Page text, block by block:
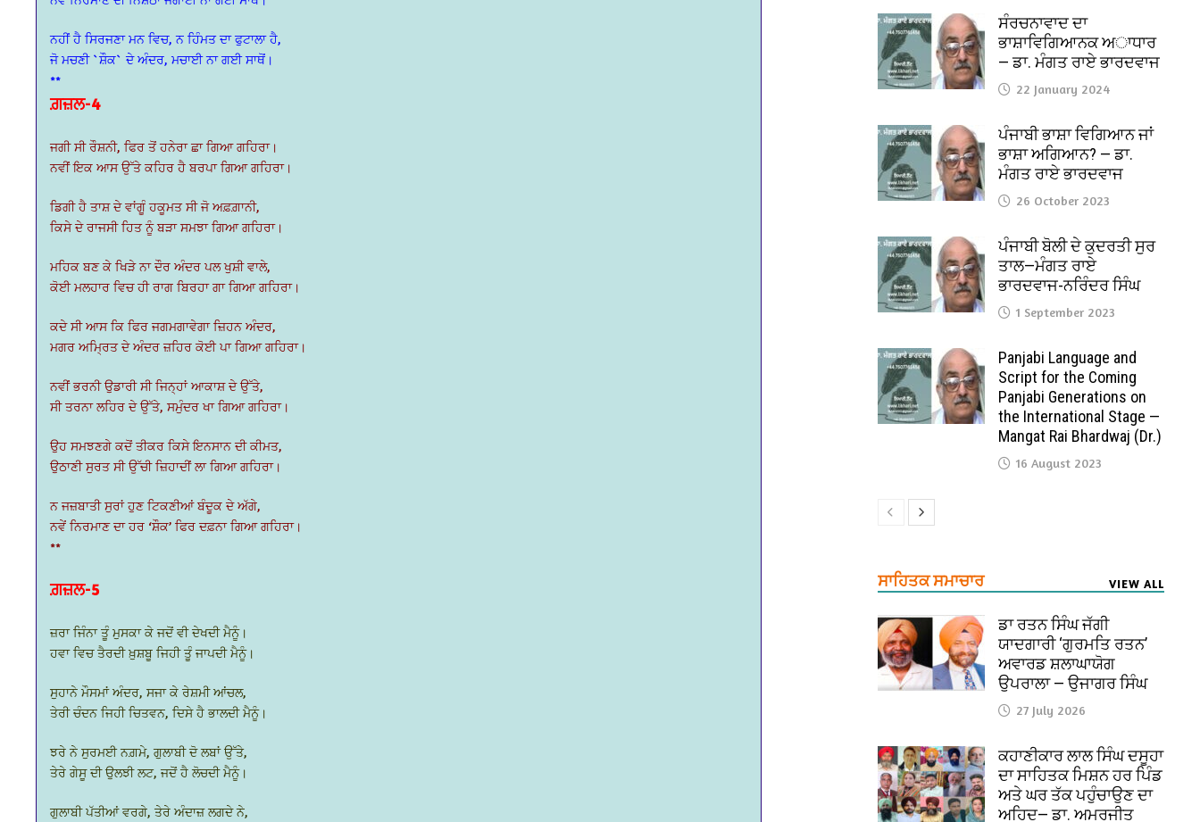
ਨਹੀਂ ਹੈ ਸਿਰਜਣਾ ਮਨ ਵਿਚ, ਨ ਹਿੰਮਤ ਦਾ ਫੁਟਾਲਾ ਹੈ,
ਜੋ ਮਚਣੀ `ਸ਼ੌਕ` ਦੇ ਅੰਦਰ, ਮਚਾਈ ਨਾ ਗਈ ਸਾਥੋਂ।
**
ਗ਼ਜ਼ਲ-4
ਜਗੀ ਸੀ ਰੌਸ਼ਨੀ, ਫਿਰ ਤੋਂ ਹਨੇਰਾ ਛਾ ਗਿਆ ਗਹਿਰਾ।
ਨਵੀਂ ਇਕ ਆਸ ਉੱਤੇ ਕਹਿਰ ਹੈ ਬਰਪਾ ਗਿਆ ਗਹਿਰਾ।
ਡਿਗੀ ਹੈ ਤਾਸ਼ ਦੇ ਵਾਂਗੂੰ ਹਕੂਮਤ ਸੀ ਜੋ ਅਫ਼ਗ਼ਾਨੀ,
ਕਿਸੇ ਦੇ ਰਾਜਸੀ ਹਿਤ ਨੂੰ ਬੜਾ ਸਮਝਾ ਗਿਆ ਗਹਿਰਾ।
ਮਹਿਕ ਬਣ ਕੇ ਖਿੜੇ ਨਾ ਦੌਰ ਅੰਦਰ ਪਲ ਖੁਸ਼ੀ ਵਾਲੇ,
ਕੋਈ ਮਲਹਾਰ ਵਿਚ ਹੀ ਰਾਗ ਬਿਰਹਾ ਗਾ ਗਿਆ ਗਹਿਰਾ।
ਕਦੇ ਸੀ ਆਸ ਕਿ ਫਿਰ ਜਗਮਗਾਵੇਗਾ ਜ਼ਿਹਨ ਅੰਦਰ,
ਮਗਰ ਅਮ੍ਰਿਤ ਦੇ ਅੰਦਰ ਜ਼ਹਿਰ ਕੋਈ ਪਾ ਗਿਆ ਗਹਿਰਾ।
ਨਵੀਂ ਭਰਨੀ ਉਡਾਰੀ ਸੀ ਜਿਨ੍ਹਾਂ ਆਕਾਸ਼ ਦੇ ਉੱਤੇ,
ਸੀ ਤਰਨਾ ਲਹਿਰ ਦੇ ਉੱਤੇ, ਸਮੁੰਦਰ ਖਾ ਗਿਆ ਗਹਿਰਾ।
ਉਹ ਸਮਝਣਗੇ ਕਦੋਂ ਤੀਕਰ ਕਿਸੇ ਇਨਸਾਨ ਦੀ ਕੀਮਤ,
ਉਠਾਣੀ ਸੁਰਤ ਸੀ ਉੱਚੀ ਜ਼ਿਹਾਦੀਂ ਲਾ ਗਿਆ ਗਹਿਰਾ।
ਨ ਜਜ਼ਬਾਤੀ ਸੁਰਾਂ ਹੁਣ ਟਿਕਣੀਆਂ ਬੰਦੂਕ ਦੇ ਅੱਗੇ,
ਨਵੇਂ ਨਿਰਮਾਣ ਦਾ ਹਰ ‘ਸ਼ੌਕ’ ਫਿਰ ਦਫ਼ਨਾ ਗਿਆ ਗਹਿਰਾ।
**
ਗ਼ਜ਼ਲ-5
ਜ਼ਰਾ ਜਿੰਨਾ ਤੂੰ ਮੁਸਕਾ ਕੇ ਜਦੋਂ ਵੀ ਦੇਖਦੀ ਮੈਨੂੰ।
ਹਵਾ ਵਿਚ ਤੈਰਦੀ ਖ਼ੁਸ਼ਬੂ ਜਿਹੀ ਤੂੰ ਜਾਪਦੀ ਮੈਨੂੰ।
ਸੁਹਾਨੇ ਮੌਸਮਾਂ ਅੰਦਰ, ਸਜਾ ਕੇ ਰੇਸ਼ਮੀ ਆਂਚਲ,
ਤੇਰੀ ਚੰਦਨ ਜਿਹੀ ਚਿਤਵਨ, ਦਿਸੇ ਹੈ ਭਾਲਦੀ ਮੈਨੂੰ।
ਝਰੇ ਨੇ ਸੁਰਮਈ ਨਗ਼ਮੇ, ਗੁਲਾਬੀ ਦੋ ਲਬਾਂ ਉੱਤੇ,
ਤੇਰੇ ਗੇਸੂ ਦੀ ਉਲਝੀ ਲਟ, ਜਦੋਂ ਹੈ ਲੋਚਦੀ ਮੈਨੂੰ।
ਗੁਲਾਬੀ ਪੱਤੀਆਂ ਵਰਗੇ, ਤੇਰੇ ਅੰਦਾਜ਼ ਲਗਦੇ ਨੇ,
ਸੰਰਚਨਾਵਾਦ ਦਾ
ਭਾਸ਼ਾਵਿਗਿਆਨਕ ਅਾਧਾਰ
— ਡਾ. ਮੰਗਤ ਰਾਏ ਭਾਰਦਵਾਜ
22 January 2024
ਪੰਜਾਬੀ ਭਾਸ਼ਾ ਵਿਗਿਆਨ ਜਾਂ
ਭਾਸ਼ਾ ਅਗਿਆਨ? — ਡਾ.
ਮੰਗਤ ਰਾਏ ਭਾਰਦਵਾਜ
26 October 2023
ਪੰਜਾਬੀ ਬੋਲੀ ਦੇ ਕੁਦਰਤੀ ਸੁਰ
ਤਾਲ—ਮੰਗਤ ਰਾਏ
ਭਾਰਦਵਾਜ-ਨਰਿੰਦਰ ਸਿੰਘ
1 September 2023
Panjabi Language and
Script for the Coming
Panjabi Generations on
the International Stage —
Mangat Rai Bhardwaj (Dr.)
16 August 2023
ਸਾਹਿਤਕ ਸਮਾਚਾਰ VIEW ALL
ਡਾ ਰਤਨ ਸਿੰਘ ਜੱਗੀ
ਯਾਦਗਾਰੀ ‘ਗੁਰਮਤਿ ਰਤਨ’
ਅਵਾਰਡ ਸ਼ਲਾਘਾਯੋਗ
ਉਪਰਾਲਾ — ਉਜਾਗਰ ਸਿੰਘ
27 July 2026
ਕਹਾਣੀਕਾਰ ਲਾਲ ਸਿੰਘ ਦਸੂਹਾ
ਦਾ ਸਾਹਿਤਕ ਮਿਸ਼ਨ ਹਰ ਪਿੰਡ
ਅਤੇ ਘਰ ਤੱਕ ਪਹੁੰਚਾਉਣ ਦਾ
ਅਹਿਦ— ਡਾ. ਅਮਰਜੀਤ